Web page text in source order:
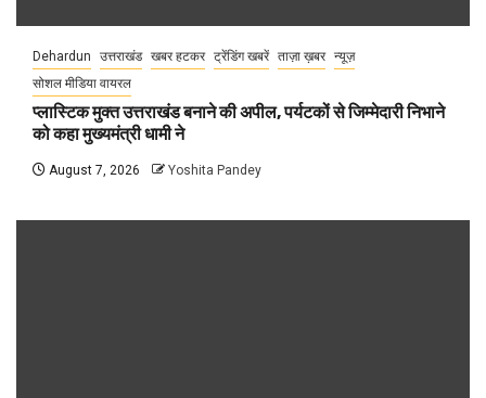
Dehardun उत्तराखंड खबर हटकर ट्रेंडिंग खबरें ताज़ा ख़बर न्यूज़
सोशल मीडिया वायरल
प्लास्टिक मुक्त उत्तराखंड बनाने की अपील, पर्यटकों से जिम्मेदारी निभाने
को कहा मुख्यमंत्री धामी ने
August 7, 2026 Yoshita Pandey